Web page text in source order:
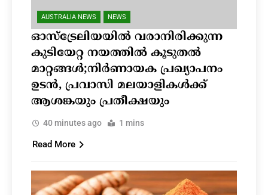
AUSTRALIA NEWS NEWS
ഓസ്‌ട്രേലിയയിൽ വരാനിരിക്കുന്ന
കുടിയേറ്റ നയത്തിൽ കൂടുതൽ
മാറ്റങ്ങൾ;നിർണായക പ്രഖ്യാപനം
ഉടൻ, പ്രവാസി മലയാളികൾക്ക്
ആശങ്കയും പ്രതീക്ഷയും
40 minutes ago 1 mins
Read More